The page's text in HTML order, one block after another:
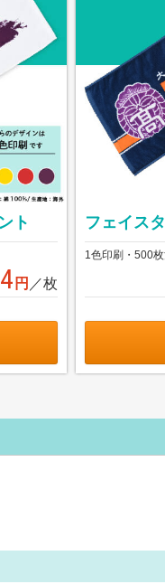
ト
円 ／枚
フェイス
1色印刷・500